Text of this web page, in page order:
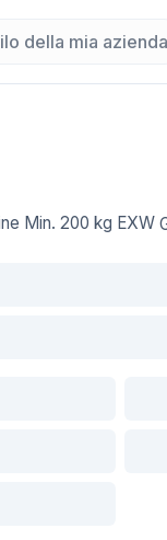
della mia azienda
Min. 200 kg EXW